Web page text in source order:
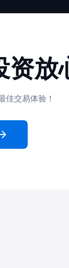
资放
佳交易体验！